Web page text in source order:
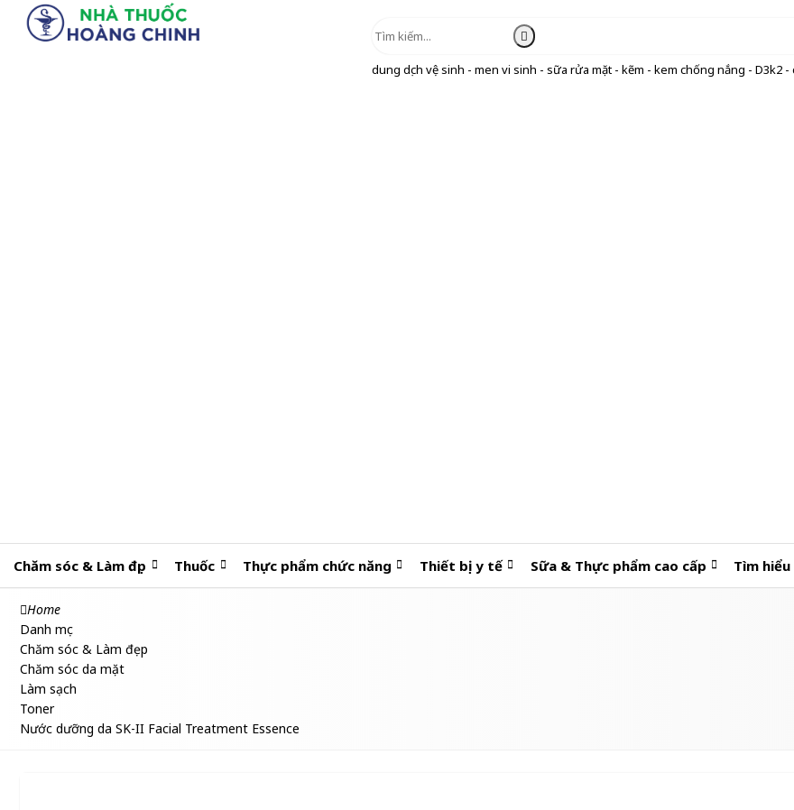
dung dịch vệ sinh - men vi sinh - sữa rửa mặt - kẽm - kem chống nắng - D3k2 -
Chăm sóc & Làm đẹp Thuốc Thực phẩm chức năng Thiết bị y tế Sữa & Thực phẩm cao cấp Tìm
Home
Danh mục
Chăm sóc & Làm đẹp
Chăm sóc da mặt
Làm sạch
Toner
Nước dưỡng da SK-II Facial Treatment Essence